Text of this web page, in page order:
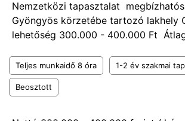
Nemzetközi tapasztalat
Gyöngyös körzetébe tartozó lakhely
lehetőség 300.000 - 400.000 Ft
Teljes munkaidő 8 óra 1-2 év szakmai
Beosztott